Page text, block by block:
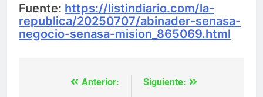
Fuente: https://listindiario.com/la-
republica/20250707/abinader-senasa-
negocio-senasa-mision_865069.html
Navegación
Anterior:
Siguiente: